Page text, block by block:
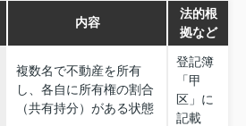
内容
法的根
拠など
複数名で不動産を所有
し、各自に所有権の割合
（共有持分）がある状態
登記簿
「甲
区」に
記載